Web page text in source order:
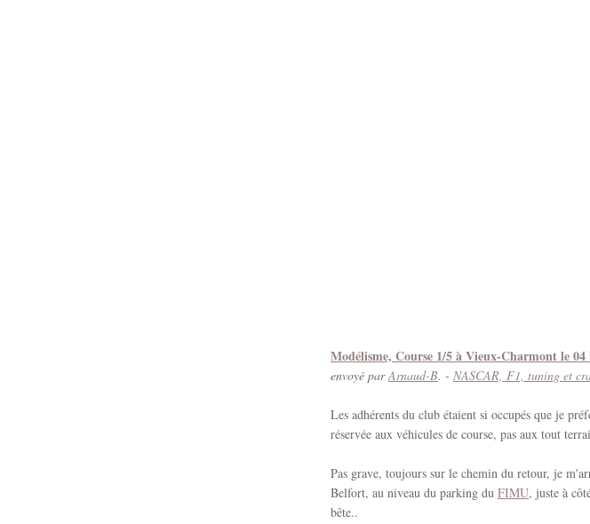
Modélisme, Course 1/5 à Vieux-Charmont le 04
envoyé parArnaud-B. - NASCAR, F1, tuning et
Les adhérents du club étaient si occupés que je
réservée aux véhicules de course, pas aux tout
Pas grave, toujours sur le chemin du retour, je
Belfort, au niveau du parking du FIMU, juste à
bête..